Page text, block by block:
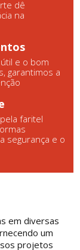
dê
na
e o bom
garantimos a
faritel
segurança e o
em diversas
um
projetos